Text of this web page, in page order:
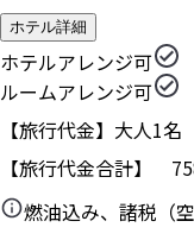
ホテル詳細
ホテルアレンジ可
ルームアレンジ可
【旅行代金】大人1名
【旅行代金合計】
燃油込み、諸税（